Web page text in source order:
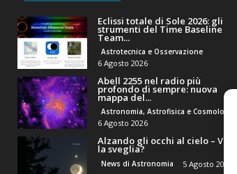
Eclissi totale di Sole 2026: gli
strumenti del Time Baseline
Team...
Astrotecnica e Osservazione
6 Agosto 2026
Abell 2255 nel radio più
profondo di sempre: nuova
mappa del...
Astronomia, Astrofisica e Cosmologia
6 Agosto 2026
Alzando gli occhi al cielo – Vale
la sveglia?
News di Astronomia 5 Agosto 2026